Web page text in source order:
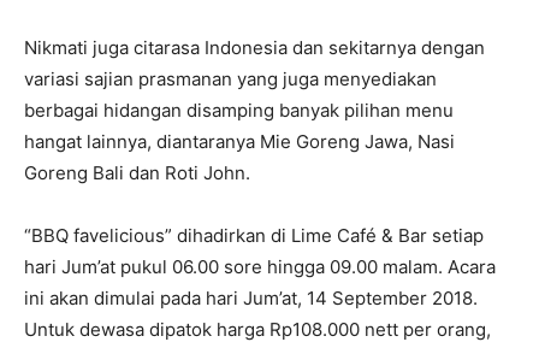
Nikmati juga citarasa Indonesia dan sekitarnya dengan
variasi sajian prasmanan yang juga menyediakan
berbagai hidangan disamping banyak pilihan menu
hangat lainnya, diantaranya Mie Goreng Jawa, Nasi
Goreng Bali dan Roti John.
“BBQ favelicious” dihadirkan di Lime Café & Bar setiap
hari Jum’at pukul 06.00 sore hingga 09.00 malam. Acara
ini akan dimulai pada hari Jum’at, 14 September 2018.
Untuk dewasa dipatok harga Rp108.000 nett per orang,